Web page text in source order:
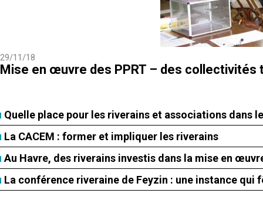
29/11/18
Mise en œuvre des PPRT – des collectivités
Quelle place pour les riverains et associations dans
La CACEM : former et impliquer les riverains
Au Havre, des riverains investis dans la mise en
La conférence riveraine de Feyzin : une instance qui